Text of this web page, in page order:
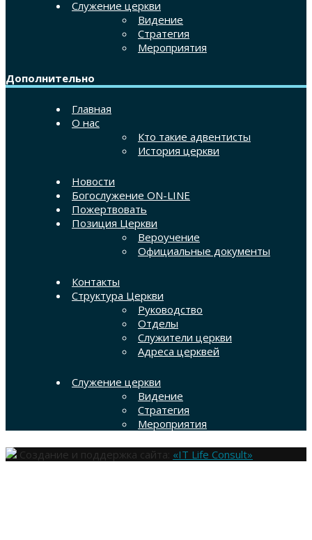
Служение церкви
Видение
Стратегия
Мероприятия
Дополнительно
Главная
О нас
Кто такие адвентисты
История церкви
Новости
Богослужение ON-LINE
Пожертвовать
Позиция Церкви
Вероучение
Официальные документы
Контакты
Структура Церкви
Руководство
Отделы
Служители церкви
Адреса церквей
Служение церкви
Видение
Стратегия
Мероприятия
Создание и поддержка сайта: «IT Life Consult»